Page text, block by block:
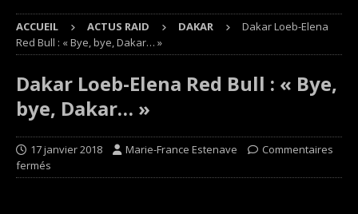
ACCUEIL ACTUS RAID DAKAR
Dakar Loeb-Elena
Red Bull : « Bye, bye, Dakar… »
Dakar Loeb-Elena Red Bull : « Bye,
bye, Dakar… »
17 janvier 2018 Marie-France Estenave
Commentaires
fermés